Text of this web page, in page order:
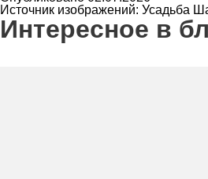
Источник изображений: Усадьба
Интересное в